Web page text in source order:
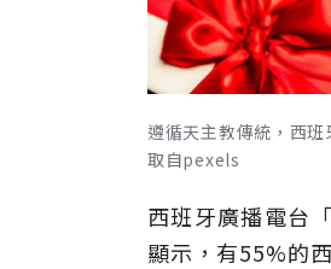
遵循天主教傳統，西
取自pexels
西班牙廣播電台
顯示，有55%的